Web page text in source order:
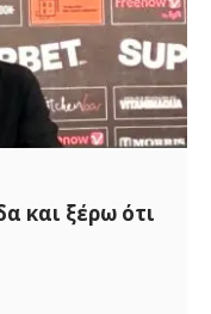
και ξέρω ότι